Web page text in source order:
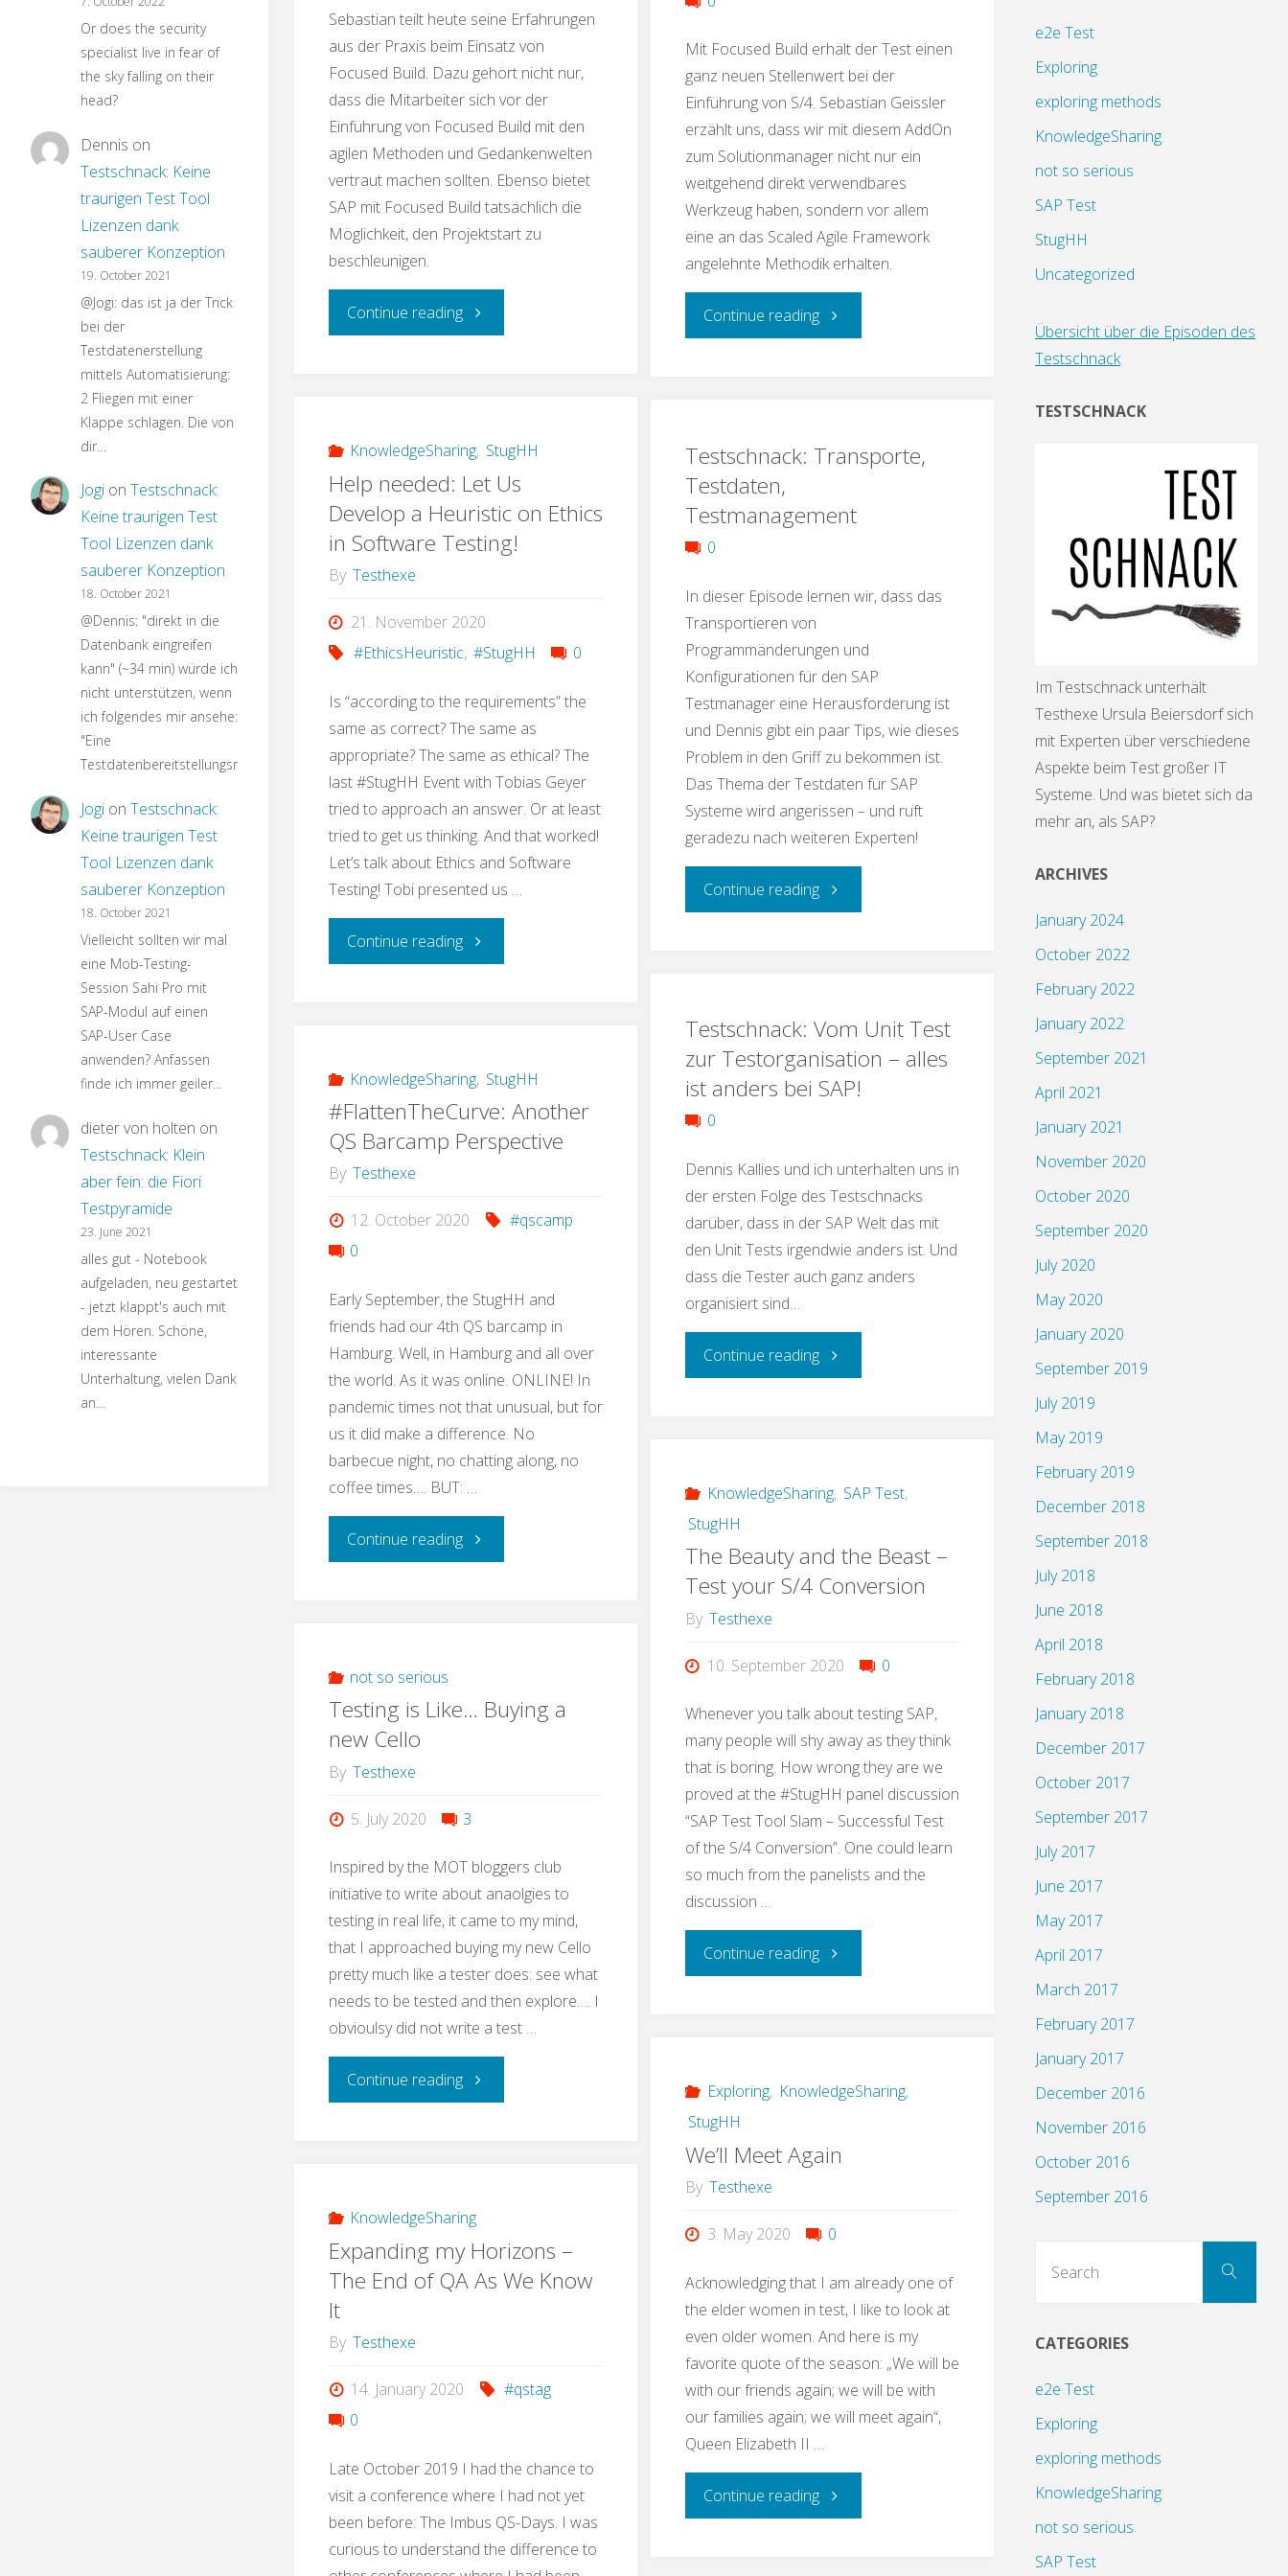
Sebastian teilt heute seine Erfahrungen
aus der Praxis beim Einsatz von
Focused Build. Dazu gehört nicht nur,
dass die Mitarbeiter sich vor der
Einführung von Focused Build mit den
agilen Methoden und Gedankenwelten
vertraut machen sollten. Ebenso bietet
SAP mit Focused Build tatsächlich die
Möglichkeit, den Projektstart zu
beschleunigen.
Continue reading"Testschnack:
Build
auf
der
Mit Focused Build erhält der Test einen
ganz neuen Stellenwert bei der
Einführung von S/4. Sebastian Geissler
erzählt uns, dass wir mit diesem AddOn
zum Solutionmanager nicht nur ein
weitgehend direkt verwendbares
Werkzeug haben, sondern vor allem
eine an das Scaled Agile Framework
angelehnte Methodik erhalten.
Continue reading"Testschnack:
Build
Testing
der
Schmuddelecke"
KnowledgeSharing, StugHH
Help needed: Let Us
Develop a Heuristic on Ethics
in Software Testing!
By Testhexe
21. November 2020
#EthicsHeuristic, #StugHH 0
Is “according to the requirements” the
same as correct? The same as
appropriate? The same as ethical? The
last #StugHH Event with Tobias Geyer
tried to approach an answer. Or at least
tried to get us thinking. And that worked!
Let’s talk about Ethics and Software
Testing! Tobi presented us …
Continue reading"Help
Us
Develop
Heuristic
Ethics
in
Software
Testing!"
Testschnack: Transporte,
Testdaten,
Testmanagement
0
In dieser Episode lernen wir, dass das
Transportieren von
Programmänderungen und
Konfigurationen für den SAP
Testmanager eine Herausforderung ist
und Dennis gibt ein paar Tips, wie dieses
Problem in den Griff zu bekommen ist.
Das Thema der Testdaten für SAP
Systeme wird angerissen – und ruft
geradezu nach weiteren Experten!
Continue reading"Testschnack:
Testmanagement"
Testschnack: Vom Unit Test
zur Testorganisation – alles
ist anders bei SAP!
0
Dennis Kallies und ich unterhalten uns in
der ersten Folge des Testschnacks
darüber, dass in der SAP Welt das mit
den Unit Tests irgendwie anders ist. Und
dass die Tester auch ganz anders
organisiert sind…
Continue reading"Testschnack:
Test
Testorganisation
alles
ist
anders
bei
SAP!"
KnowledgeSharing, StugHH
#FlattenTheCurve: Another
QS Barcamp Perspective
By Testhexe
12. October 2020
#qscamp
0
Early September, the StugHH and
friends had our 4th QS barcamp in
Hamburg. Well, in Hamburg and all over
the world. As it was online. ONLINE! In
pandemic times not that unusual, but for
us it did make a difference. No
barbecue night, no chatting along, no
coffee times…. BUT: …
Continue reading"#FlattenTheCurve:
Perspective"
KnowledgeSharing, SAP Test,
StugHH
The Beauty and the Beast –
Test your S/4 Conversion
By Testhexe
10. September 2020 0
Whenever you talk about testing SAP,
many people will shy away as they think
that is boring. How wrong they are we
proved at the #StugHH panel discussion
“SAP Test Tool Slam – Successful Test
of the S/4 Conversion”. One could learn
so much from the panelists and the
discussion …
Continue reading"The
the
Test
your
S/4
Conversion"
not so serious
Testing is Like… Buying a
new Cello
By Testhexe
5. July 2020 3
Inspired by the MOT bloggers club
initiative to write about anaolgies to
testing in real life, it came to my mind,
that I approached buying my new Cello
pretty much like a tester does: see what
needs to be tested and then explore…. I
obvioulsy did not write a test …
Continue reading"Testing
Buying
a
Exploring, KnowledgeSharing,
StugHH
We’ll Meet Again
By Testhexe
3. May 2020 0
Acknowledging that I am already one of
the elder women in test, I like to look at
even older women. And here is my
favorite quote of the season: „We will be
with our friends again; we will be with
our families again; we will meet again“,
Queen Elizabeth II …
Continue reading"We’ll
KnowledgeSharing
Expanding my Horizons –
The End of QA As We Know
It
By Testhexe
14. January 2020
#qstag
0
Late October 2019 I had the chance to
visit a conference where I had not yet
been before: The Imbus QS-Days. I was
curious to understand the difference to
Or does the security
specialist live in fear of
the sky falling on their
head?
Dennis on
Testschnack: Keine
traurigen Test Tool
Lizenzen dank
sauberer Konzeption
19. October 2021
@Jogi: das ist ja der Trick
bei der
Testdatenerstellung
mittels Automatisierung:
2 Fliegen mit einer
Klappe schlagen. Die von
dir…
Jogi on Testschnack:
Keine traurigen Test
Tool Lizenzen dank
sauberer Konzeption
18. October 2021
@Dennis: "direkt in die
Datenbank eingreifen
kann" (~34 min) würde ich
nicht unterstützen, wenn
ich folgendes mir ansehe:
"Eine
Testdatenbereitstellungsroutine…
Jogi on Testschnack:
Keine traurigen Test
Tool Lizenzen dank
sauberer Konzeption
18. October 2021
Vielleicht sollten wir mal
eine Mob-Testing-
Session Sahi Pro mit
SAP-Modul auf einen
SAP-User Case
anwenden? Anfassen
finde ich immer geiler…
dieter von holten on
Testschnack: Klein
aber fein: die Fiori
Testpyramide
23. June 2021
alles gut - Notebook
aufgeladen, neu gestartet
- jetzt klappt's auch mit
dem Hören. Schöne,
interessante
Unterhaltung, vielen Dank
an…
e2e Test
Exploring
exploring methods
KnowledgeSharing
not so serious
SAP Test
StugHH
Uncategorized
Übersicht über die Episoden des
Testschnack
TESTSCHNACK
Im Testschnack unterhält
Testhexe Ursula Beiersdorf sich
mit Experten über verschiedene
Aspekte beim Test großer IT
Systeme. Und was bietet sich da
mehr an, als SAP?
ARCHIVES
January 2024
October 2022
February 2022
January 2022
September 2021
April 2021
January 2021
November 2020
October 2020
September 2020
July 2020
May 2020
January 2020
September 2019
July 2019
May 2019
February 2019
December 2018
September 2018
July 2018
June 2018
April 2018
February 2018
January 2018
December 2017
October 2017
September 2017
July 2017
June 2017
May 2017
April 2017
March 2017
February 2017
January 2017
December 2016
November 2016
October 2016
September 2016
Search
CATEGORIES
e2e Test
Exploring
exploring methods
KnowledgeSharing
not so serious
SAP Test